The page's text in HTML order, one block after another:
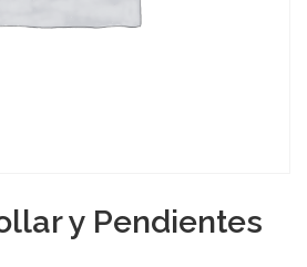
y Pendientes